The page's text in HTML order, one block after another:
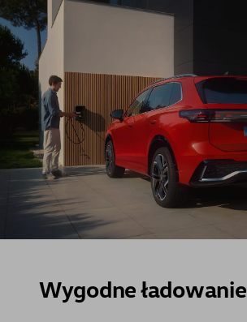
Wygodne ładowanie